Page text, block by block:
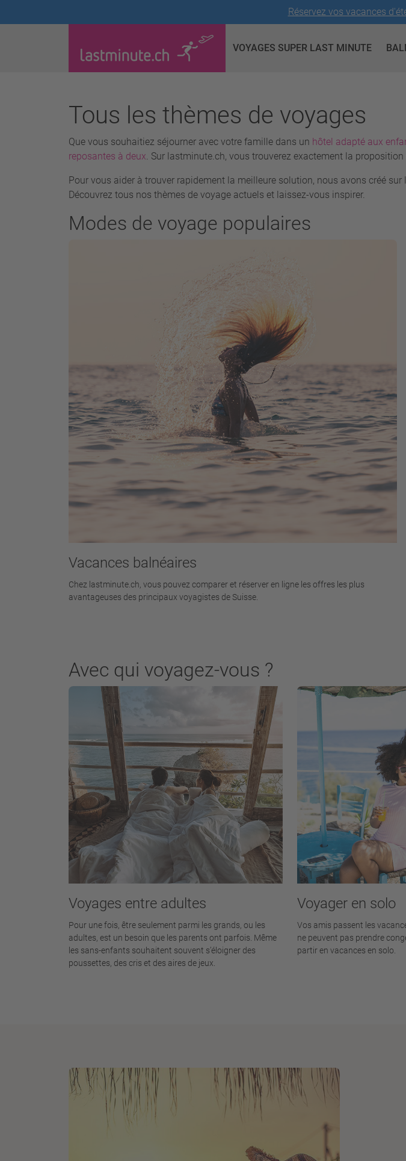
Réservez vos vacances
VOYAGES SUPER LAST MINUTE
Tous les thèmes de voyages
Que vous souhaitiez séjourner avec votre famille dans un hôtel adapté aux
reposantes à deux. Sur lastminute.ch, vous trouverez exactement la
Pour vous aider à trouver rapidement la meilleure solution, nous avons créé
Découvrez tous nos thèmes de voyage actuels et laissez-vous inspirer.
Modes de voyage populaires
Vacances balnéaires
Chez lastminute.ch, vous pouvez comparer et réserver en ligne les offres les plus
avantageuses des principaux voyagistes de Suisse.
Avec qui voyagez-vous ?
Voyages entre adultes
Pour une fois, être seulement parmi les grands, ou les
adultes, est un besoin que les parents ont parfois. Même
les sans-enfants souhaitent souvent s’éloigner des
poussettes, des cris et des aires de jeux.
Voyager en solo
Vos amis passent les
ne peuvent pas prendre
partir en vacances en solo.